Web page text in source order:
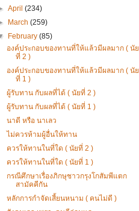
April(234)
March(259)
February(85)
องค์ประกอบของทานที่ให้แล้วมีผลมาก ( นัย
ที่ 2 )
องค์ประกอบของทานที่ให้แล้วมีผลมาก ( นัย
ที่ 1 )
ผู้รับทาน กับผลที่ได้ ( นัยที่ 2 )
ผู้รับทาน กับผลที่ได้ ( นัยที่ 1 )
นาดี หรือ นาเลว
ไม่ควรห้ามผู้อื่นให้ทาน
ควรให้ทานในที่ใด ( นัยที่ 2 )
ควรให้ทานในที่ใด ( นัยที่ 1 )
กรณีศึกษาเรื่องภิกษุชาวกรุงโกสัมพีแตก
สามัคคีกัน
หลักการกำจัดเสี้ยนหนาม ( คนไม่ดี )